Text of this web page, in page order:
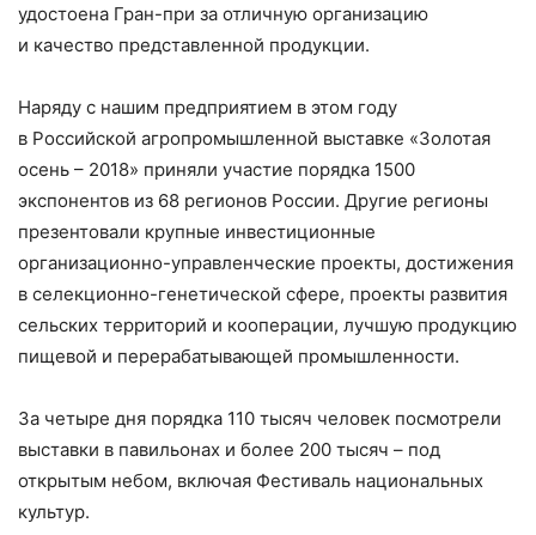
удостоена Гран-при за отличную организацию
и качество представленной продукции.
Наряду с нашим предприятием в этом году
в Российской агропромышленной выставке «Золотая
осень – ​2018» приняли участие порядка 1500
экспонентов из 68 регионов России. Другие регионы
презентовали крупные инвестиционные
организационно-управленческие проекты, достижения
в селекционно-генетической сфере, проекты развития
сельских территорий и кооперации, лучшую продукцию
пищевой и перерабатывающей промышленности.
За четыре дня порядка 110 тысяч человек посмотрели
выставки в павильонах и более 200 тысяч – ​под
открытым небом, включая Фестиваль национальных
культур.